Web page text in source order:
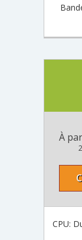
À
CPU: